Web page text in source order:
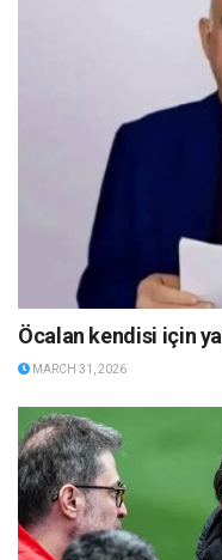
Öcalan kendisi için
MARCH 31, 2026